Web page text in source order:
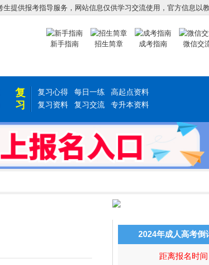
生提供报考指导服务，网站信息仅供学习交流使用，官方信息以教
新手指南 招生简章 成考指南 微信交
复
习
复习心得 每日一练
高起点资料
复习资料
复习交流 专升本资料
2024年成人高考倒
距离报名时间